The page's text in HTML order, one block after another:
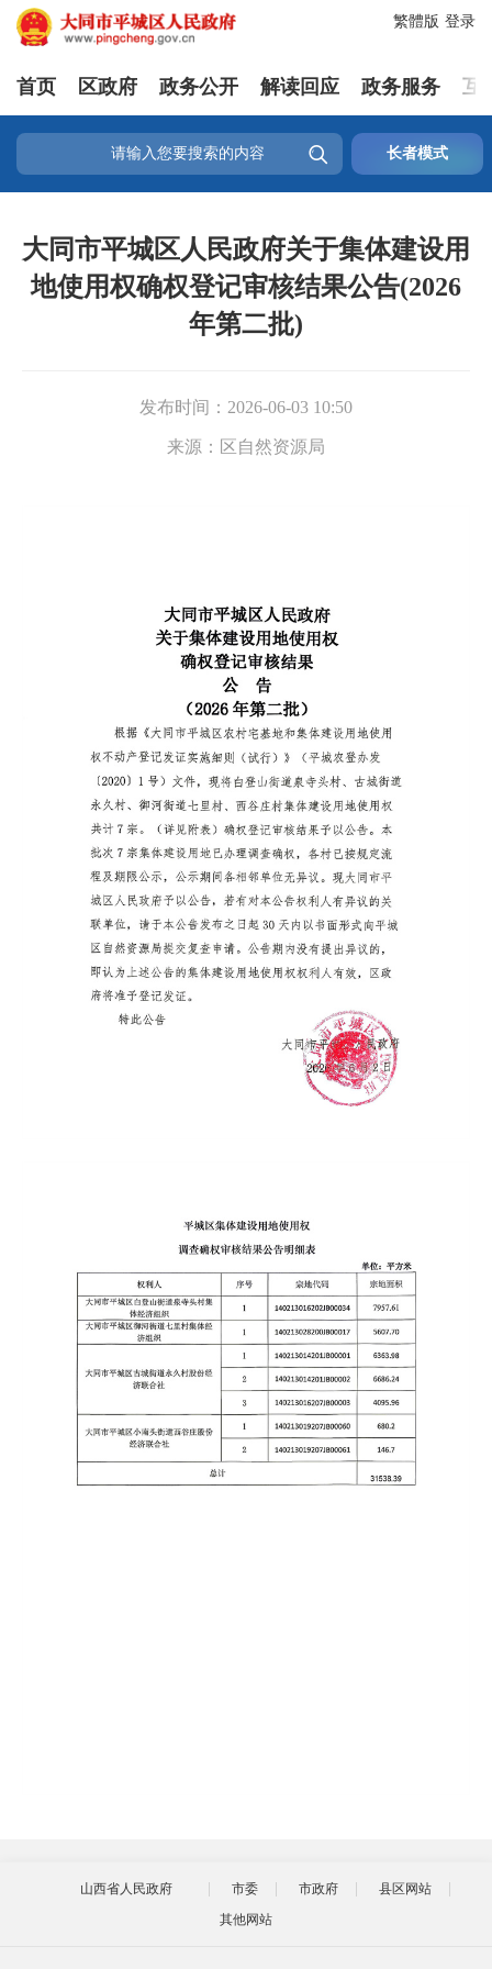
登录
繁體版
首页 区政府 政务公开 解读回应 政务服务 互
 长者模式
大同市平城区人民政府关于集体建设用
地使用权确权登记审核结果公告(2026
年第二批)
发布时间： 2026-06-03 10:50
来源： 区自然资源局
山西省人民政府 市委 市政府
县区网站
其他网站